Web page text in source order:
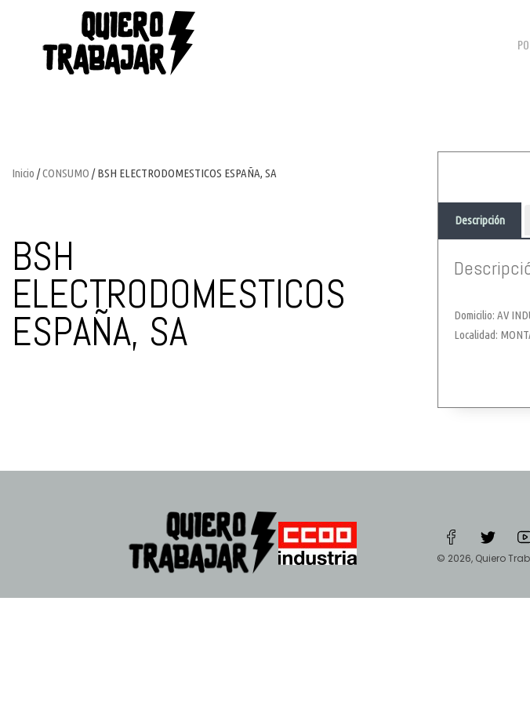
Inicio /CONSUMO / BSH ELECTRODOMESTICOS ESPAÑA, SA
BSH
ELECTRODOMESTICOS
ESPAÑA, SA
Descripción
Domicilio: AV
Localidad:
© 2026, Quiero